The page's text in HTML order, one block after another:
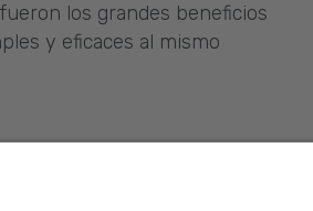
los grandes beneficios
y eficaces al mismo